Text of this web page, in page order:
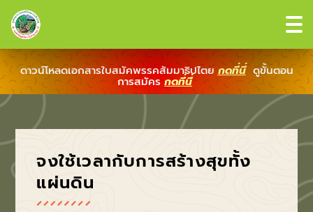
ดาวน์โหลดเอกสารใบสมัคพรรคสัมมาธิปไตย กดที่นี่ ดูขั้นตอน
การสมัครกดที่นี่
จงใช้เวลากับการสร้างสุขทั้ง
แผ่นดิน